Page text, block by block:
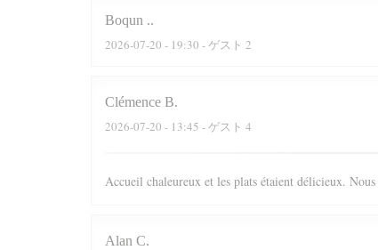
Boqun .
2026-07-20 - 19:30 - ゲスト 2
Clémence B
2026-07-20 - 13:45 - ゲスト 4
Accueil chaleureux et les plats étaient délicieux.
Alan C